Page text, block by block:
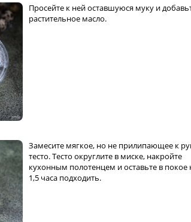
Просейте к ней оставшуюся муку и
растительное масло.
Замесите мягкое, но не прилипающее к
тесто. Тесто округлите в миске, накройте
кухонным полотенцем и оставьте в покое
1,5 часа подходить.